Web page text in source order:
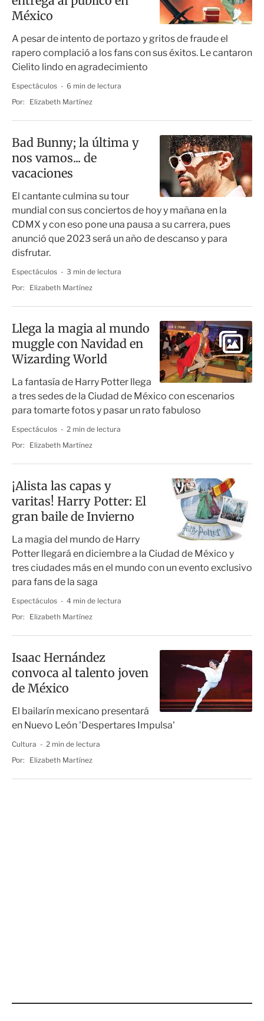
México
A pesar de intento de portazo y gritos de fraude el
rapero complació a los fans con sus éxitos. Le cantaron
Cielito lindo en agradecimiento
Espectáculos
6 min de lectura
Por:
Elizabeth Martínez
Bad Bunny; la última y
nos vamos... de
vacaciones
El cantante culmina su tour
mundial con sus conciertos de hoy y mañana en la
CDMX y con eso pone una pausa a su carrera, pues
anunció que 2023 será un año de descanso y para
disfrutar.
Espectáculos
3 min de lectura
Por:
Elizabeth Martínez
Llega la magia al mundo
muggle con Navidad en
Wizarding World
La fantasía de Harry Potter llega
a tres sedes de la Ciudad de México con escenarios
para tomarte fotos y pasar un rato fabuloso
Espectáculos
2 min de lectura
Por:
Elizabeth Martínez
¡Alista las capas y
varitas! Harry Potter: El
gran baile de Invierno
La magia del mundo de Harry
Potter llegará en diciembre a la Ciudad de México y
tres ciudades más en el mundo con un evento exclusivo
para fans de la saga
Espectáculos
4 min de lectura
Por:
Elizabeth Martínez
Isaac Hernández
convoca al talento joven
de México
El bailarín mexicano presentará
en Nuevo León 'Despertares Impulsa'
Cultura
2 min de lectura
Por:
Elizabeth Martínez